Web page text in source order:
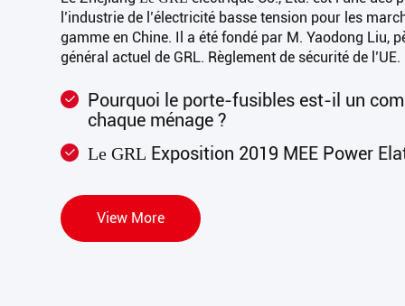
l’industrie de l’électricité basse tension pour les
gamme en Chine. Il a été fondé par M. Yaodong Liu,
général actuel de GRL. Règlement de sécurité de l’UE.
Pourquoi le porte-fusibles est-il un
chaque ménage ?
Le GRL Exposition 2019 MEE Power
View More